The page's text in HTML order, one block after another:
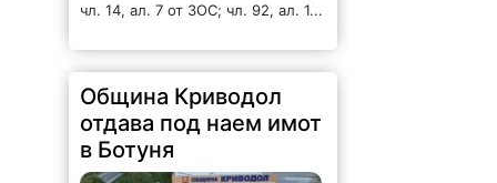
чл. 14, ал. 7 от ЗОС; чл. 92, ал. 1...
Община Криводол
отдава под наем имот
в Ботуня